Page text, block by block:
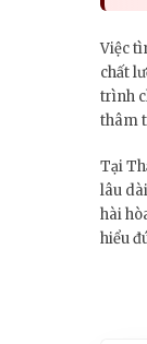
Việc
chất
trình
thâm
Tại
lâu
hài
hiểu